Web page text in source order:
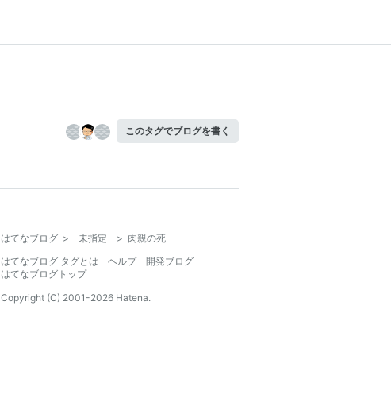
このタグでブログを書く
はてなブログ > 未指定 > 肉親の死
はてなブログ タグとは
ヘルプ
開発ブログ
はてなブログトップ
Copyright (C) 2001-2026 Hatena.